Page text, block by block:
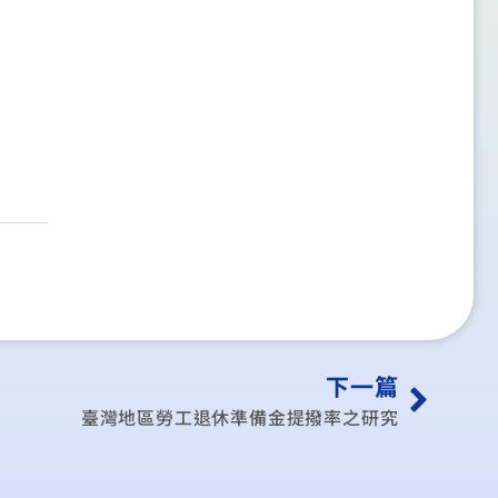
下一篇
臺灣地區勞工退休準備金提撥率之研究